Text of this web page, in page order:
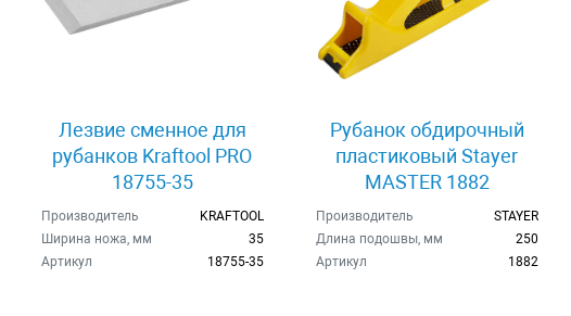
Лезвие сменное для
рубанков Kraftool PRO
18755-35
Производитель
KRAFTOOL
Ширина ножа, мм
35
Артикул
18755-35
Рубанок обдирочный
пластиковый Stayer
MASTER 1882
Производитель
STAYER
Длина подошвы, мм
250
Артикул
1882